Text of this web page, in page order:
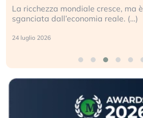
sempre più
Gli investitori
geopolitico: il (…)